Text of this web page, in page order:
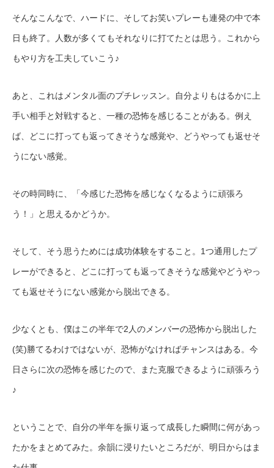
そんなこんなで、ハードに、そしてお笑いプレーも連発の中で本
日も終了。人数が多くてもそれなりに打てたとは思う。これから
もやり方を工夫していこう♪
あと、これはメンタル面のプチレッスン。自分よりもはるかに上
手い相手と対戦すると、一種の恐怖を感じることがある。例え
ば、どこに打っても返ってきそうな感覚や、どうやっても返せそ
うにない感覚。
その時同時に、「今感じた恐怖を感じなくなるように頑張ろ
う！」と思えるかどうか。
そして、そう思うためには成功体験をすること。1つ通用したプ
レーができると、どこに打っても返ってきそうな感覚やどうやっ
ても返せそうにない感覚から脱出できる。
少なくとも、僕はこの半年で2人のメンバーの恐怖から脱出した
(笑)勝てるわけではないが、恐怖がなければチャンスはある。今
日さらに次の恐怖を感じたので、また克服できるように頑張ろう
♪
ということで、自分の半年を振り返って成長した瞬間に何があっ
たかをまとめてみた。余韻に浸りたいところだが、明日からはま